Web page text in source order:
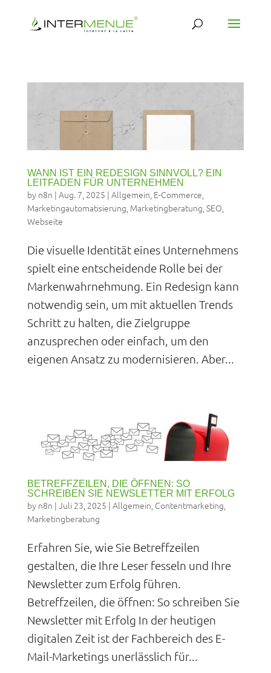
WANN IST EIN REDESIGN SINNVOLL? EIN
LEITFADEN FÜR UNTERNEHMEN
by n8n | Aug. 7, 2025 | Allgemein E-Commerce
Marketingautomatisierung Marketingberatung SEO
Webseite
Die visuelle Identität eines Unternehmens
spielt eine entscheidende Rolle bei der
Markenwahrnehmung. Ein Redesign kann
notwendig sein, um mit aktuellen Trends
Schritt zu halten, die Zielgruppe
anzusprechen oder einfach, um den
eigenen Ansatz zu modernisieren. Aber...
BETREFFZEILEN, DIE ÖFFNEN: SO
SCHREIBEN SIE NEWSLETTER MIT ERFOLG
by n8n | Juli 23, 2025 | Allgemein Contentmarketing
Marketingberatung
Erfahren Sie, wie Sie Betreffzeilen
gestalten, die Ihre Leser fesseln und Ihre
Newsletter zum Erfolg führen.
Betreffzeilen, die öffnen: So schreiben Sie
Newsletter mit Erfolg In der heutigen
digitalen Zeit ist der Fachbereich des E-
Mail-Marketings unerlässlich für...